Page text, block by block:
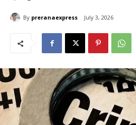
By preranaexpress July 3, 2026